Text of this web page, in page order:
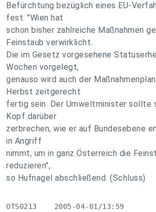
Befürchtung bezüglich eines EU-
fest. "Wien hat
schon bisher zahlreiche Maßnahmen
Feinstaub verwirklicht.
Die im Gesetz vorgesehene
Wochen vorgelegt,
genauso wird auch der
Herbst zeitgerecht
fertig sein. Der Umweltminister sollte
Kopf darüber
zerbrechen, wie er auf Bundesebene
in Angriff
nimmt, um in ganz Österreich die
reduzieren",
so Hufnagel abschließend. (Schluss)
OTS0213    2005-04-01/13:59